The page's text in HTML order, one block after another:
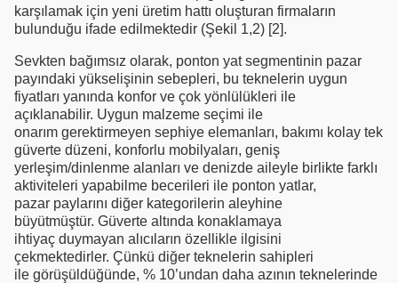
karşılamak için yeni üretim hattı oluşturan firmaların
bulunduğu ifade edilmektedir (Şekil 1,2) [2].
Sevkten bağımsız olarak, ponton yat segmentinin pazar
payındaki yükselişinin sebepleri, bu teknelerin uygun
fiyatları yanında konfor ve çok yönlülükleri ile
açıklanabilir. Uygun malzeme seçimi ile
onarım gerektirmeyen sephiye elemanları, bakımı kolay tek
güverte düzeni, konforlu mobilyaları, geniş
yerleşim/dinlenme alanları ve denizde aileyle birlikte farklı
aktiviteleri yapabilme becerileri ile ponton yatlar,
pazar paylarını diğer kategorilerin aleyhine
büyütmüştür. Güverte altında konaklamaya
ihtiyaç duymayan alıcıların özellikle ilgisini
çekmektedirler. Çünkü diğer teknelerin sahipleri
ile görüşüldüğünde, % 10’undan daha azının teknelerinde